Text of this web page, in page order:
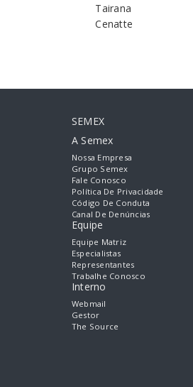
Tairana
Cenatte
SEMEX
A Semex
Nossa Empresa
Grupo Semex
Fale Conosco
Política De Privacidade
Código De Conduta
Canal De Denúncias
Equipe
Equipe Matriz
Especialistas
Representantes
Trabalhe Conosco
Interno
Webmail
Gestor
The Source